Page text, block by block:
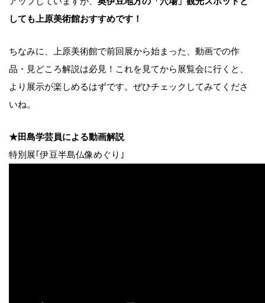
しても上原美術館おすすめです！
ちなみに、上原美術館で前回展から始まった、動画での作
品・見どころ解説は必見！これを見てから展覧会に行くと、
より展示が楽しめるはずです。ぜひチェックしてみてくださ
いね。
★田島学芸員による動画解説
特別展｢伊豆半島仏像めぐり｣